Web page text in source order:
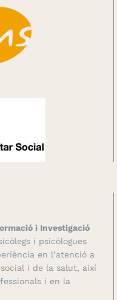
i Investigació
i psicòlogues
en l’atenció a
i de la salut, així
i en la